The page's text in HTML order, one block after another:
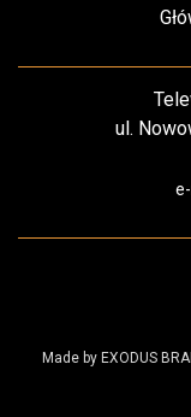
ul.
Made by EXODUS